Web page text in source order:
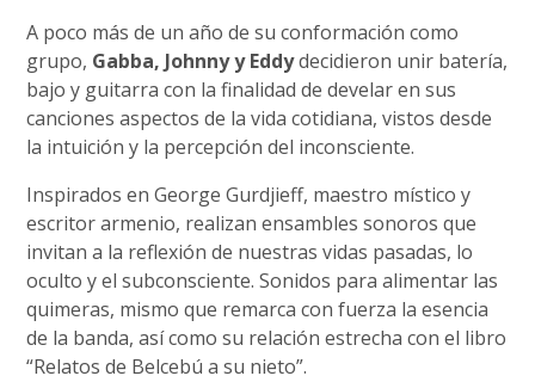
A poco más de un año de su conformación como
grupo, Gabba, Johnny y Eddydecidieron unir batería,
bajo y guitarra con la finalidad de develar en sus
canciones aspectos de la vida cotidiana, vistos desde
la intuición y la percepción del inconsciente.
Inspirados en George Gurdjieff, maestro místico y
escritor armenio, realizan ensambles sonoros que
invitan a la reflexión de nuestras vidas pasadas, lo
oculto y el subconsciente. Sonidos para alimentar las
quimeras, mismo que remarca con fuerza la esencia
de la banda, así como su relación estrecha con el libro
“Relatos de Belcebú a su nieto”.